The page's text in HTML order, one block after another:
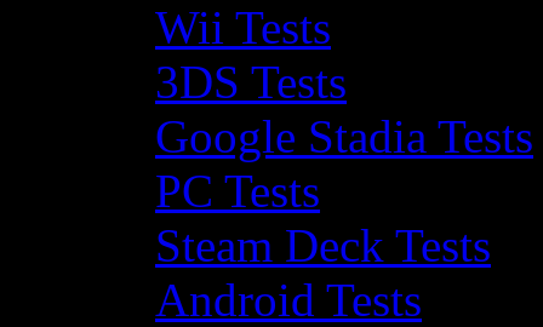
Wii Tests
3DS Tests
Google Stadia Tests
PC Tests
Steam Deck Tests
Android Tests